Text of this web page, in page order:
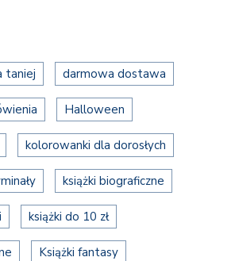
taniej darmowa dostawa
Halloween
kolorowanki dla dorosłych
książki biograficzne
książki do 10 zł
Książki fantasy